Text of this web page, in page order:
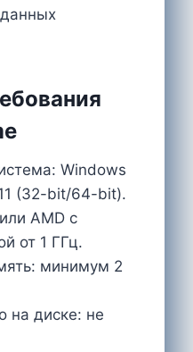
Windows
(32-bit/64-bit).
AMD с
от 1 ГГц.
минимум 2
на диске: не